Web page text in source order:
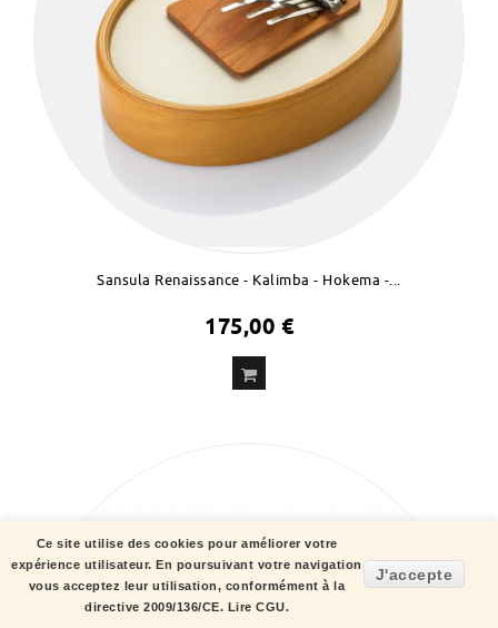
Sansula Renaissance - Kalimba - Hokema -...
175,00 €
Ce site utilise des cookies pour améliorer votre
expérience utilisateur. En poursuivant votre navigation
vous acceptez leur utilisation, conformément à la
directive 2009/136/CE. Lire CGU.
J'accepte